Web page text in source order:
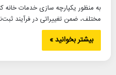
به منظور یکپارچه سازی خدمات خانه
مختلف، ضمن تغییراتی در فرآیند
بیشتر بخوانید »